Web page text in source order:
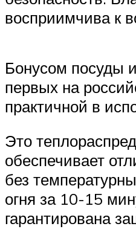
восприимчива к
Бонусом посуды
первых на
практичной в
Это
обеспечивает
без
огня за 10-15
гарантирована